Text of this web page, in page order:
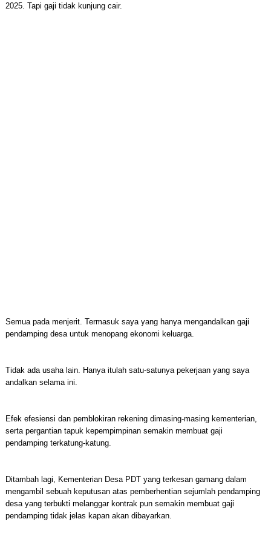
2025. Tapi gaji tidak kunjung cair.
Semua pada menjerit. Termasuk saya yang hanya mengandalkan gaji
pendamping desa untuk menopang ekonomi keluarga.
Tidak ada usaha lain. Hanya itulah satu-satunya pekerjaan yang saya
andalkan selama ini.
Efek efesiensi dan pemblokiran rekening dimasing-masing kementerian,
serta pergantian tapuk kepempimpinan semakin membuat gaji
pendamping terkatung-katung.
Ditambah lagi, Kementerian Desa PDT yang terkesan gamang dalam
mengambil sebuah keputusan atas pemberhentian sejumlah pendamping
desa yang terbukti melanggar kontrak pun semakin membuat gaji
pendamping tidak jelas kapan akan dibayarkan.